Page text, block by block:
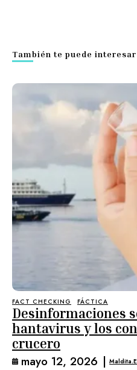
También te puede interesar
FACT CHECKING FÁCTICA
Desinformaciones
hantavirus y los
crucero
mayo 12, 2026 |